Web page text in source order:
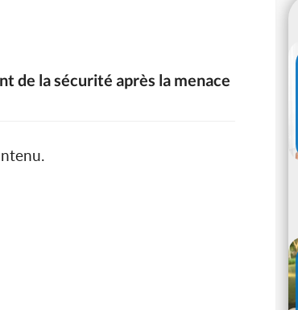
de la sécurité après la menace